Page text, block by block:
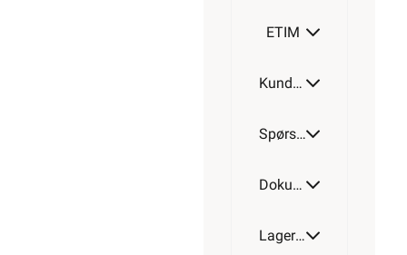
ETIM
Kundeomtale
Spørsmål og svar
Dokumentasjon
Lagerstatus